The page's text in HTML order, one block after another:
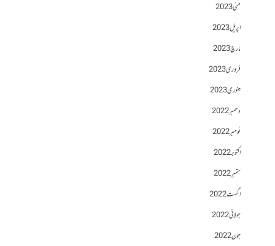
مئی 2023
اپریل 2023
مارچ 2023
فروری 2023
جنوری 2023
دسمبر 2022
نومبر 2022
اکتوبر 2022
ستمبر 2022
اگست 2022
جولائی 2022
جون 2022